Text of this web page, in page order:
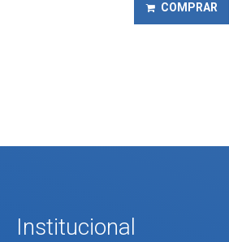
COMPRAR
Institucional